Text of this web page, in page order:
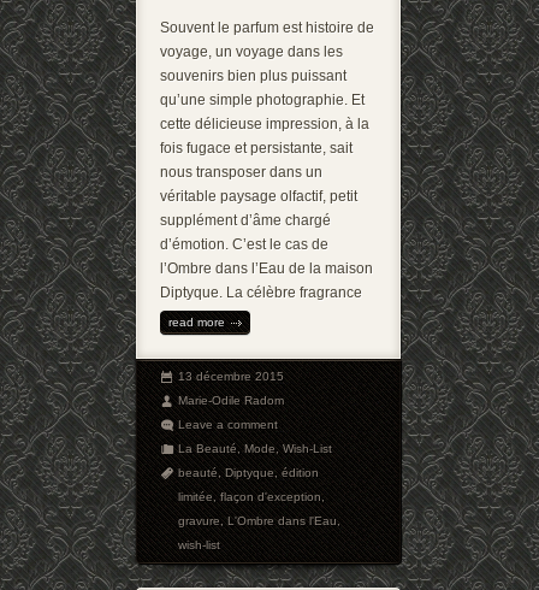
Souvent le parfum est histoire de
voyage, un voyage dans les
souvenirs bien plus puissant
qu’une simple photographie. Et
cette délicieuse impression, à la
fois fugace et persistante, sait
nous transposer dans un
véritable paysage olfactif, petit
supplément d’âme chargé
d’émotion. C’est le cas de
l’Ombre dans l’Eau de la maison
Diptyque. La célèbre fragrance
read more
13 décembre 2015
Marie-Odile Radom
Leave a comment
La Beauté,Mode,Wish-List
beauté,Diptyque,édition
limitée,flaçon d'exception,
gravure,L'Ombre dans l'Eau,
wish-list